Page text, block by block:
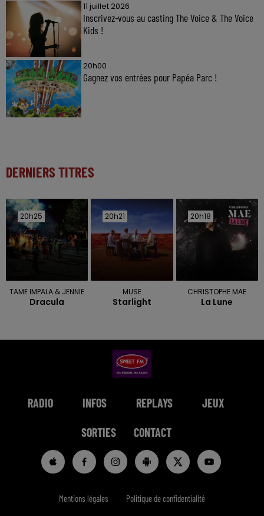
11 juillet 2026
Inscrivez-vous au casting The Voice & The Voice
Kids !
20h00
Gagnez vos entrées pour Papéa Parc !
DERNIERS TITRES
20h25
20h25
TAME IMPALA & JENNIE
Dracula
20h21
20h21
MUSE
Starlight
20h18
20h18
CHRISTOPHE MAE
La Lune
RADIO INFOS REPLAYS JEUX
SORTIES CONTACT
Mentions légales Politique de confidentialité